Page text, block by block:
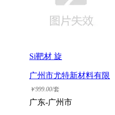
Si靶材 旋
广州市尤特新材料有限
公司
￥999.00/套
广东-广州市